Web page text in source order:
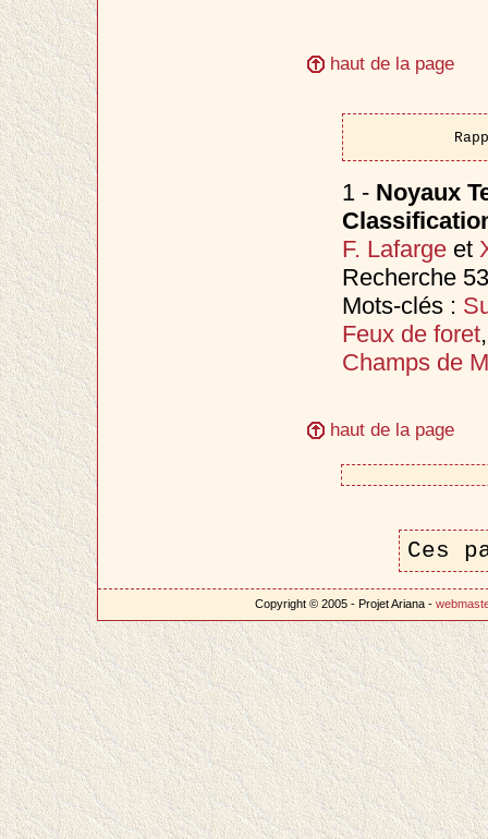
haut de la page
1 - Noyaux
F. Lafargeet
Recherche
Mots-clés :
Feux de foret
Champs de
haut de la page
Ces
Copyright © 2005 - Projet Ariana -